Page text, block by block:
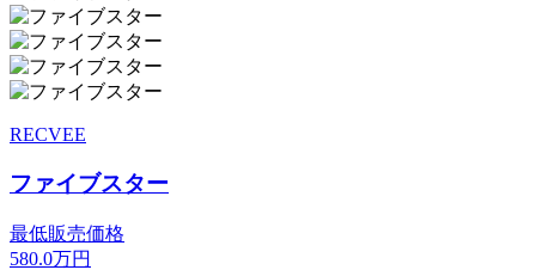
RECVEE
ファイブスター
最低販売価格
580.0万円